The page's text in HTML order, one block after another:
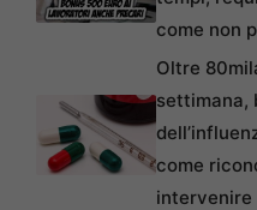
come non
Oltre
settimana,
come
intervenire